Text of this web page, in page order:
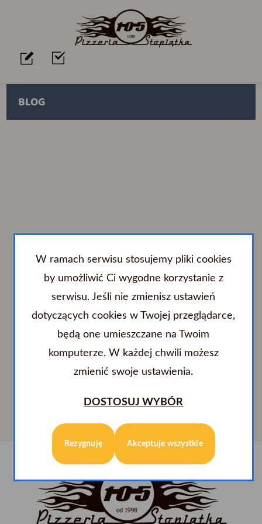
BLOG
Blog
W chwili obecnej nie posiadamy informacji
w tym dziale.
W ramach serwisu stosujemy pliki cookies
by umożliwić Ci wygodne korzystanie z
serwisu. Jeśli nie zmienisz ustawień
dotyczących cookies w Twojej przeglądarce,
będą one umieszczane na Twoim
komputerze. W każdej chwili możesz
zmienić swoje ustawienia.
DOSTOSUJ WYBÓR
Rezygnuję Akceptuje wszystkie